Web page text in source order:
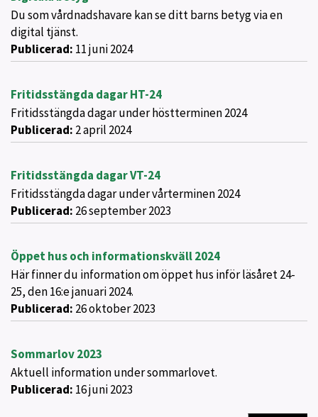
Du som vårdnadshavare kan se ditt barns betyg via en
digital tjänst.
Publicerad: 11 juni 2024
Fritidsstängda dagar HT-24
Fritidsstängda dagar under höstterminen 2024
Publicerad: 2 april 2024
Fritidsstängda dagar VT-24
Fritidsstängda dagar under vårterminen 2024
Publicerad: 26 september 2023
Öppet hus och informationskväll 2024
Här finner du information om öppet hus inför läsåret 24-
25, den 16:e januari 2024.
Publicerad: 26 oktober 2023
Sommarlov 2023
Aktuell information under sommarlovet.
Publicerad: 16 juni 2023